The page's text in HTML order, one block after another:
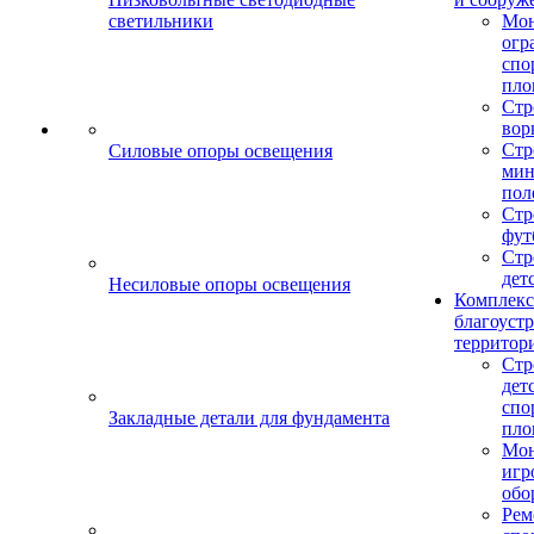
светильники
Силовые опоры освещения
Несиловые опоры освещения
Закладные детали для фундамента